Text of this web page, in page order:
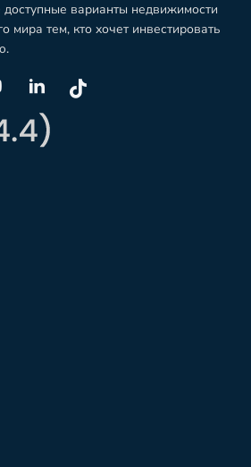
варианты недвижимости
мира тем, кто хочет инвестировать